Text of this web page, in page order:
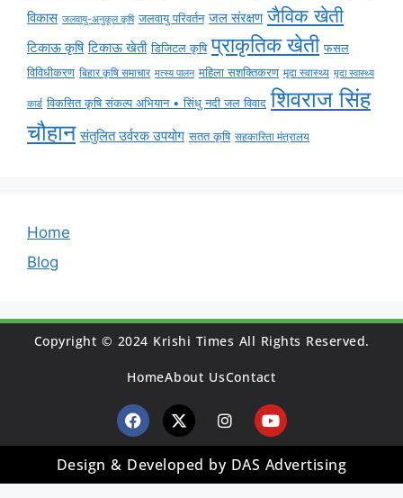
विकास जलवायु-अनुकूल कृषि जलवायु परिवर्तन जल संरक्षण जैविक खेती
टिकाऊ कृषि टिकाऊ खेती डिजिटल कृषि प्राकृतिक खेती फसल
विविधीकरण बिहार कृषि समाचार मत्स्य पालन महिला सशक्तिकरण मृदा स्वास्थ्य मृदा स्वास्थ्य
कार्ड विकसित कृषि संकल्प अभियान • सिंधु नदी जल विवाद शिवराज सिंह
चौहान संतुलित उर्वरक उपयोग सतत कृषि सहकारिता मंत्रालय
Home
Blog
Copyright © 2024 Krishi Times All Rights Reserved.
HomeAbout UsContact
Design & Developed by DAS Advertising